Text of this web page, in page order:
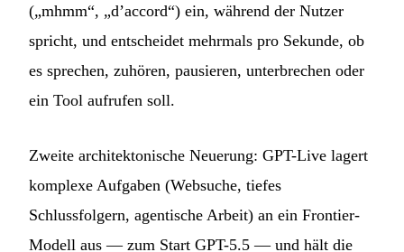
(„mhmm“, „d’accord“) ein, während der Nutzer
spricht, und entscheidet mehrmals pro Sekunde, ob
es sprechen, zuhören, pausieren, unterbrechen oder
ein Tool aufrufen soll.
Zweite architektonische Neuerung: GPT-Live lagert
komplexe Aufgaben (Websuche, tiefes
Schlussfolgern, agentische Arbeit) an ein Frontier-
Modell aus — zum Start GPT-5.5 — und hält die